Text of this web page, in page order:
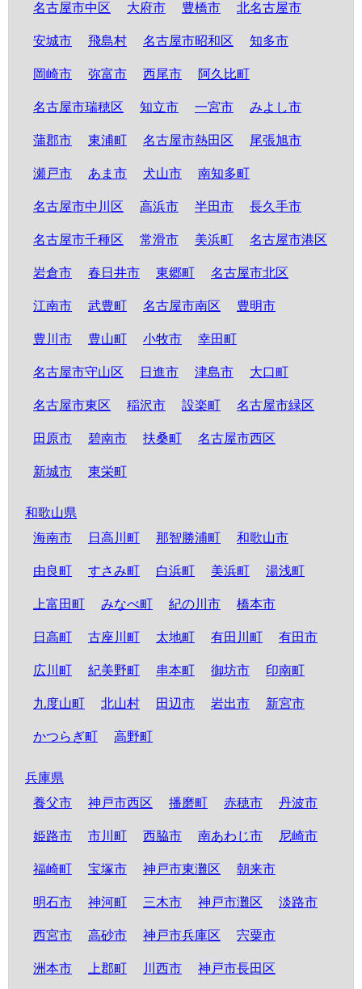
名古屋市中区 大府市 豊橋市 北名古屋市
安城市 飛島村 名古屋市昭和区 知多市
岡崎市 弥富市 西尾市 阿久比町
名古屋市瑞穂区 知立市 一宮市 みよし市
蒲郡市 東浦町 名古屋市熱田区 尾張旭市
瀬戸市 あま市 犬山市 南知多町
名古屋市中川区 高浜市 半田市 長久手市
名古屋市千種区 常滑市 美浜町 名古屋市港区
岩倉市 春日井市 東郷町 名古屋市北区
江南市 武豊町 名古屋市南区 豊明市
豊川市 豊山町 小牧市 幸田町
名古屋市守山区 日進市 津島市 大口町
名古屋市東区 稲沢市 設楽町 名古屋市緑区
田原市 碧南市 扶桑町 名古屋市西区
新城市 東栄町
和歌山県
海南市
日高川町 那智勝浦町 和歌山市
由良町 すさみ町 白浜町 美浜町 湯浅町
上富田町 みなべ町 紀の川市 橋本市
日高町 古座川町 太地町 有田川町 有田市
広川町 紀美野町 串本町 御坊市 印南町
九度山町 北山村 田辺市 岩出市 新宮市
かつらぎ町 高野町
兵庫県
養父市
神戸市西区 播磨町 赤穂市 丹波市
姫路市 市川町 西脇市 南あわじ市 尼崎市
福崎町 宝塚市 神戸市東灘区 朝来市
明石市 神河町 三木市 神戸市灘区 淡路市
西宮市 高砂市 神戸市兵庫区 宍粟市
洲本市 上郡町 川西市 神戸市長田区